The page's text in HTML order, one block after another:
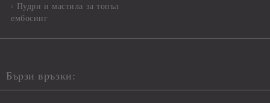
Пудри и мастила за топъл
ембосинг
Бързи връзки: